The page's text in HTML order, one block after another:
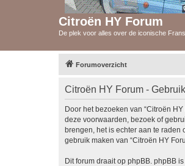
Citroën HY Forum
De plek voor alles over de iconische
Forumoverzicht
Citroën HY Forum -
Door het bezoeken van “Citroën HY
deze voorwaarden, bezoek of
brengen, het is echter aan te raden
gebruik maken van “Citroën HY
Dit forum draait op phpBB. phpBB